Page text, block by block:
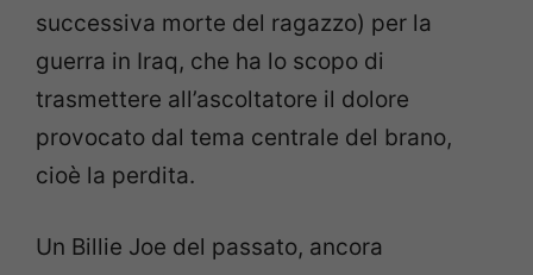
successiva morte del ragazzo) per la
guerra in Iraq, che ha lo scopo di
trasmettere all’ascoltatore il dolore
provocato dal tema centrale del brano,
cioè la perdita.
Un Billie Joe del passato, ancora